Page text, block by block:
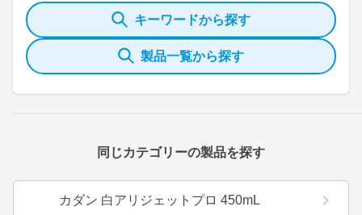
キーワードから探す
製品一覧から探す
同じカテゴリーの製品を探す
カダン 白アリジェットプロ 450mL